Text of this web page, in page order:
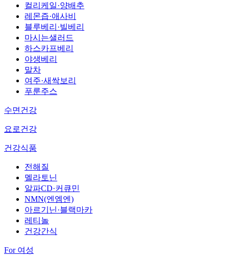
컬리케일·양배추
레몬즙·애사비
블루베리·빌베리
마시는샐러드
하스카프베리
야생베리
말차
여주·새싹보리
푸룬주스
수면건강
요로건강
건강식품
전해질
멜라토닌
알파CD·커큐민
NMN(엔엠엔)
아르기닌·블랙마카
레티놀
건강간식
For 여성